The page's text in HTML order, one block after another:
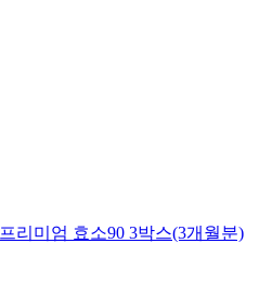
리미엄 효소90 3박스(3개월분)